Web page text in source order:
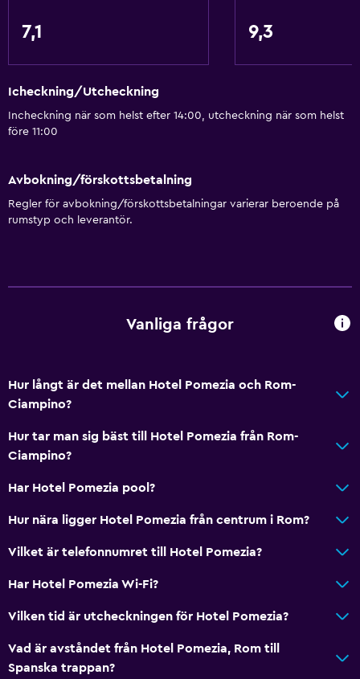
Gratis WiFi
7,1 9,3
Icheckning/Utcheckning
Incheckning när som helst efter 14:00, utcheckning när som helst
före 11:00
Avbokning/förskottsbetalning
Regler för avbokning/förskottsbetalningar varierar beroende på
rumstyp och leverantör.
Vanliga frågor
Hur långt är det mellan Hotel Pomezia och Rom-
Ciampino?
Hur tar man sig bäst till Hotel Pomezia från Rom-
Ciampino?
Har Hotel Pomezia pool?
Hur nära ligger Hotel Pomezia från centrum i Rom?
Vilket är telefonnumret till Hotel Pomezia?
Har Hotel Pomezia Wi-Fi?
Vilken tid är utcheckningen för Hotel Pomezia?
Vad är avståndet från Hotel Pomezia, Rom till
Spanska trappan?